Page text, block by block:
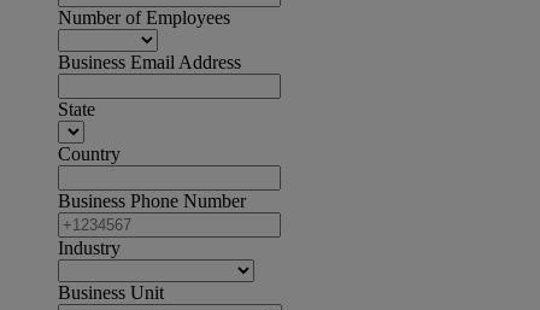
Number of Employees
Business Email Address
State
Country
Business Phone Number
Industry
Business Unit